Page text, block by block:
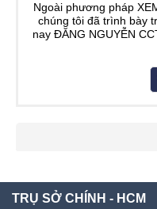
Ngoài phương pháp
chúng tôi đã trình bày
nay ĐĂNG NGUYỄN
TRỤ SỞ CHÍNH - HCM